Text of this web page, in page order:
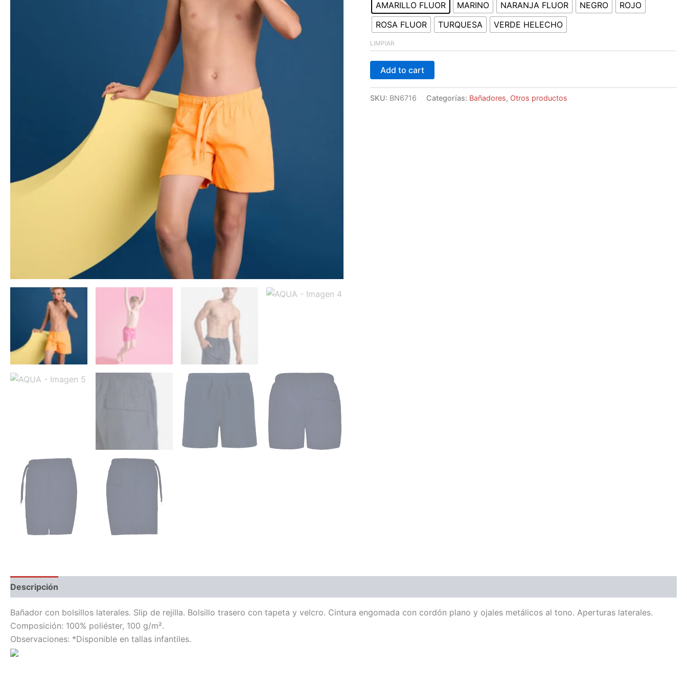
AMARILLO FLUOR MARINO NARANJA FLUOR NEGRO
ROJO
ROSA FLUOR
TURQUESA VERDE HELECHO
LIMPIAR
Add to cart
SKU: BN6716 Categorías: Bañadores, Otros productos
Descripción
Bañador con bolsillos laterales. Slip de rejilla. Bolsillo trasero con tapeta y velcro. Cintura engomada con cordón plano y ojales metálicos al tono. Aperturas laterales.
Composición: 100% poliéster, 100 g/m².
Observaciones: *Disponible en tallas infantiles.